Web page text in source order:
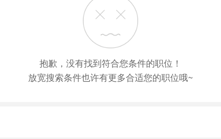
抱歉，没有找到符合您条件的职位！
放宽搜索条件也许有更多合适您的职位哦~